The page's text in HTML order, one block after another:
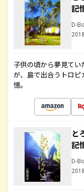
記
D-
子供の頃から夢見て
が、島で出合うトロ
憶。
と
記
D-